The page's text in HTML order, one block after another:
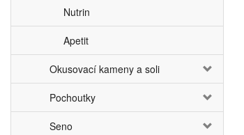
Nutrin
Apetit
Okusovací kameny a soli
Pochoutky
Seno